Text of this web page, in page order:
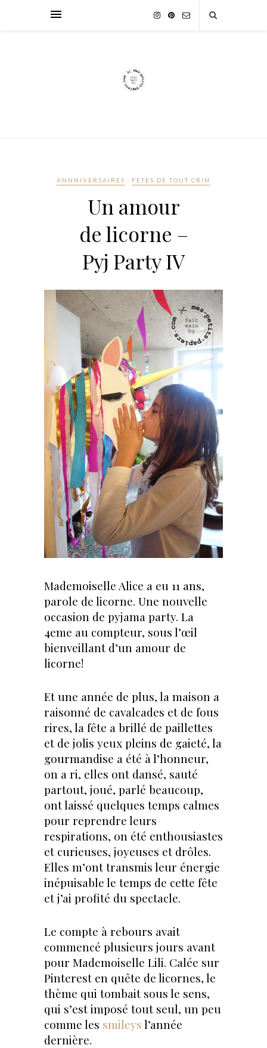
ANNNIVERSAIRES FETES DE TOUT CRIN
Un amour
de licorne –
Pyj Party IV
Mademoiselle Alice a eu 11 ans,
parole de licorne. Une nouvelle
occasion de pyjama party. La
4eme au compteur, sous l’œil
bienveillant d’un amour de
licorne!
Et une année de plus, la maison a
raisonné de cavalcades et de fous
rires, la fête a brillé de paillettes
et de jolis yeux pleins de gaieté, la
gourmandise a été à l’honneur,
on a ri, elles ont dansé, sauté
partout, joué, parlé beaucoup,
ont laissé quelques temps calmes
pour reprendre leurs
respirations, on été enthousiastes
et curieuses, joyeuses et drôles.
Elles m’ont transmis leur énergie
inépuisable le temps de cette fête
et j’ai profité du spectacle.
Le compte à rebours avait
commencé plusieurs jours avant
pour Mademoiselle Lili. Calée sur
Pinterest en quête de licornes, le
thème qui tombait sous le sens,
qui s’est imposé tout seul, un peu
comme les smileysl’année
dernière.